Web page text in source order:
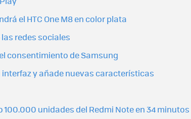
el HTC One M8 en color plata
redes sociales
consentimiento de Samsung
y añade nuevas características
unidades del Redmi Note en 34 minutos